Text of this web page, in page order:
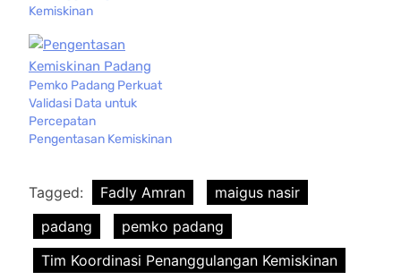
Kemiskinan
Pemko Padang Perkuat
Validasi Data untuk
Percepatan
Pengentasan Kemiskinan
Tagged: Fadly Amran
maigus nasir
padang
pemko padang
Tim Koordinasi Penanggulangan Kemiskinan